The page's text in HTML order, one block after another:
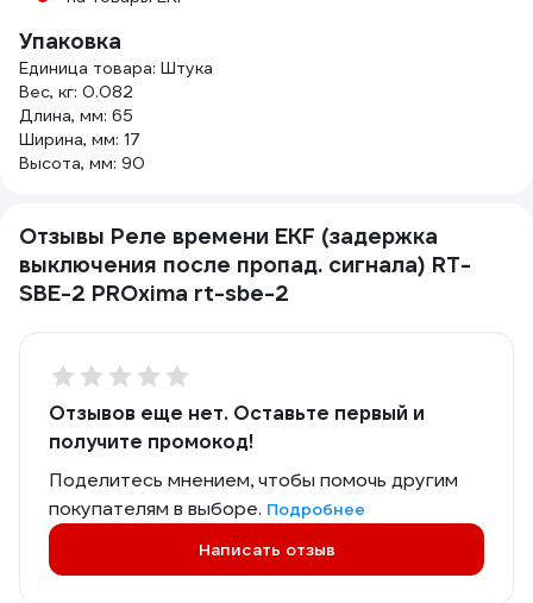
Упаковка
Единица товара: Штука
Вес, кг: 0.082
Длина, мм: 65
Ширина, мм: 17
Высота, мм: 90
Отзывы Реле времени EKF (задержка
выключения после пропад. сигнала) RT-
SBE-2 PROxima rt-sbe-2
Отзывов еще нет. Оставьте первый и
получите промокод!
Поделитесь мнением, чтобы помочь другим
покупателям в выборе. Подробнее
Написать отзыв